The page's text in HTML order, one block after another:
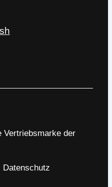
der
Datenschutz